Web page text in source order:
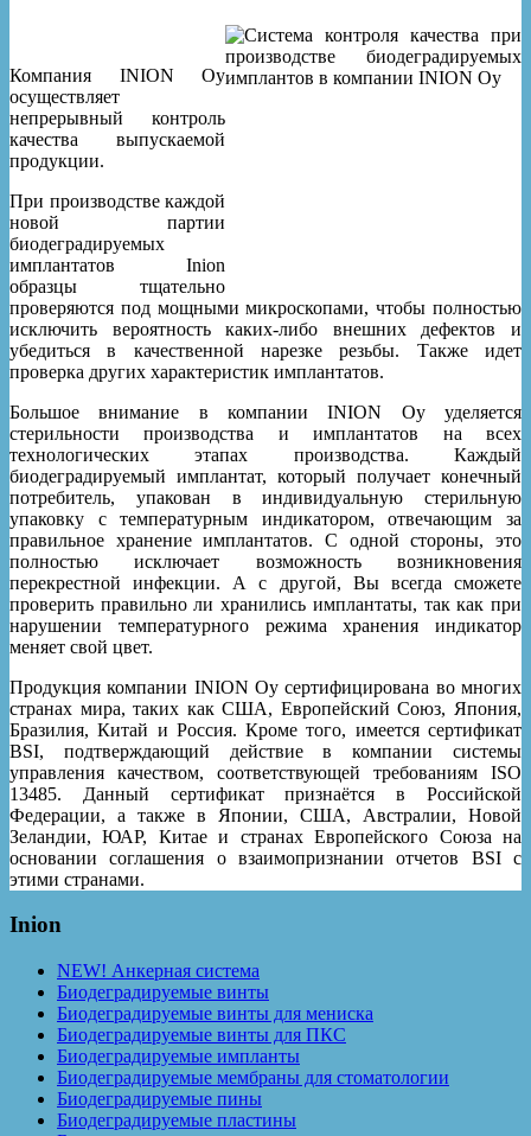
Компания INION Oy
осуществляет
непрерывный контроль
качества выпускаемой
продукции.
При производстве каждой
новой партии
биодеградируемых
имплантатов Inion
образцы тщательно
проверяются под мощными микроскопами, чтобы полностью
исключить вероятность каких-либо внешних дефектов и
убедиться в качественной нарезке резьбы. Также идет
проверка других характеристик имплантатов.
Большое внимание в компании INION Oy уделяется
стерильности производства и имплантатов на всех
технологических этапах производства. Каждый
биодеградируемый имплантат, который получает конечный
потребитель, упакован в индивидуальную стерильную
упаковку с температурным индикатором, отвечающим за
правильное хранение имплантатов. С одной стороны, это
полностью исключает возможность возникновения
перекрестной инфекции. А с другой, Вы всегда сможете
проверить правильно ли хранились имплантаты, так как при
нарушении температурного режима хранения индикатор
меняет свой цвет.
Продукция компании INION Oy сертифицирована во многих
странах мира, таких как США, Европейский Союз, Япония,
Бразилия, Китай и Россия. Кроме того, имеется сертификат
BSI, подтверждающий действие в компании системы
управления качеством, соответствующей требованиям ISO
13485. Данный сертификат признаётся в Российской
Федерации, а также в Японии, США, Австралии, Новой
Зеландии, ЮАР, Китае и странах Европейского Союза на
основании соглашения о взаимопризнании отчетов BSI с
этими странами.
Inion
NEW! Анкерная система
Биодеградируемые винты
Биодеградируемые винты для мениска
Биодеградируемые винты для ПКС
Биодеградируемые импланты
Биодеградируемые мембраны для стоматологии
Биодеградируемые пины
Биодеградируемые пластины